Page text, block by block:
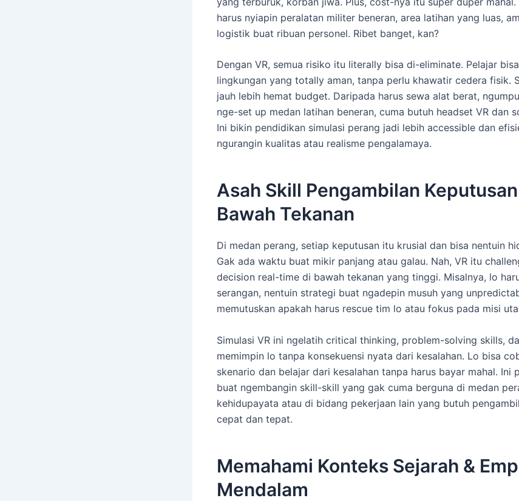
harus nyiapin peralatan militer beneran, area latihan yang luas,
logistik buat ribuan personel. Ribet banget, kan?
Dengan VR, semua risiko itu literally bisa di-eliminate. Pelajar
lingkungan yang totally aman, tanpa perlu khawatir cedera fisik.
jauh lebih hemat budget. Daripada harus sewa alat berat,
nge-set up medan latihan beneran, cuma butuh headset VR dan
Ini bikin pendidikan simulasi perang jadi lebih accessible dan
ngurangin kualitas atau realisme pengalamaya.
Asah Skill Pengambilan
Bawah Tekanan
Di medan perang, setiap keputusan itu krusial dan bisa nentuin
Gak ada waktu buat mikir panjang atau galau. Nah, VR itu
decision real-time di bawah tekanan yang tinggi. Misalnya, lo
serangan, nentuin strategi buat ngadepin musuh yang
memutuskan apakah harus rescue tim lo atau fokus pada misi
Simulasi VR ini ngelatih critical thinking, problem-solving skills,
memimpin lo tanpa konsekuensi nyata dari kesalahan. Lo bisa
skenario dan belajar dari kesalahan tanpa harus bayar mahal. Ini
buat ngembangin skill-skill yang gak cuma berguna di medan
kehidupayata atau di bidang pekerjaan lain yang butuh
cepat dan tepat.
Memahami Konteks Sejarah &
Mendalam